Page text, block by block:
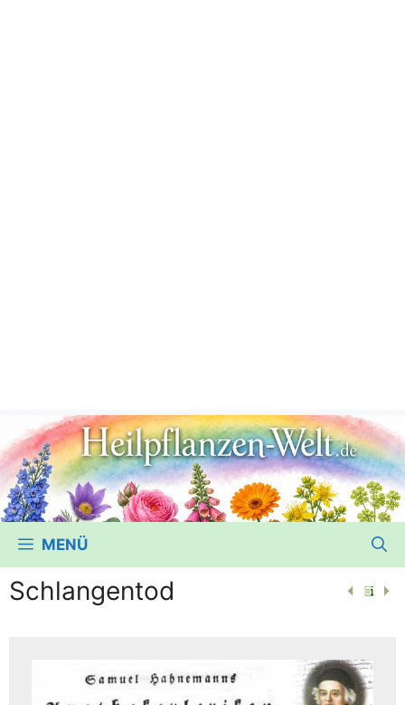
MENÜ
Schlangentod